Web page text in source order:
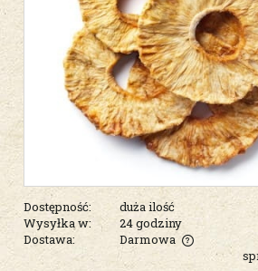
Dostępność:
duża ilość
Wysyłka w:
24 godziny
Dostawa:
Darmowa
Cena nie zawiera ewentualnych